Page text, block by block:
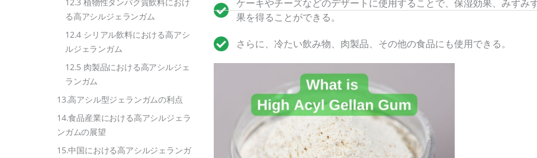
る高アシルジェランガム
12.4 シリアル飲料における高アシ
ルジェランガム
12.5 肉製品における高アシルジェ
ランガム
13.高アシル型ジェランガムの利点
14.食品産業における高アシルジェラ
ンガムの展望
15.中国における高アシルジェランガ
ケーキやチーズなどのデザートに使用することで、保湿効果、みずみ
果を得ることができる。
さらに、冷たい飲み物、肉製品、その他の食品にも使用できる。